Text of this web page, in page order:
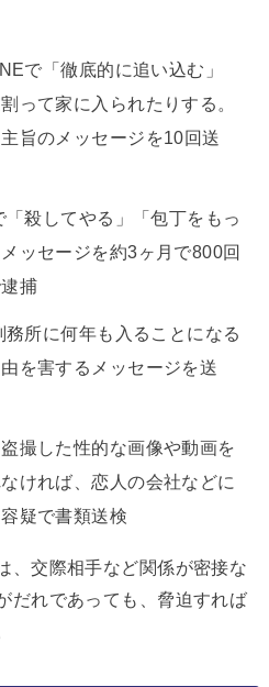
で「徹底的に追い込む」
って家に入られたりする。
旨のメッセージを10回送
殺してやる」「包丁をもっ
ッセージを約3ヶ月で800回
捕
所に何年も入ることになる
を害するメッセージを送
撮した性的な画像や動画を
ければ、恋人の会社などに
疑で書類送検
、交際相手など関係が密接な
だれであっても、脅迫すれば